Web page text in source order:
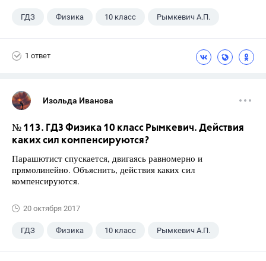
ГДЗ Физика 10 класс Рымкевич А.П.
1 ответ
Изольда Иванова
№ 113. ГДЗ Физика 10 класс Рымкевич. Действия
каких сил компенсируются?
Парашютист спускается, двигаясь равномерно и
прямолинейно. Объяснить, действия каких сил
компенсируются.
20 октября 2017
ГДЗ Физика 10 класс Рымкевич А.П.